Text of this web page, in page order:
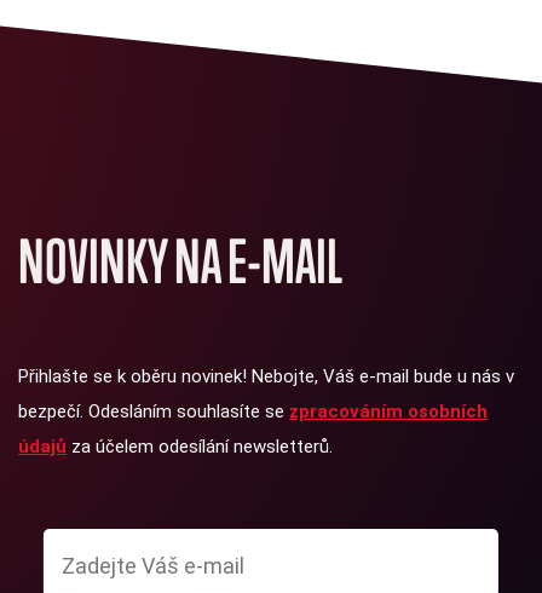
NOVINKY NA E-MAIL
Přihlašte se k oběru novinek! Nebojte, Váš e-mail bude u nás v
bezpečí. Odesláním souhlasíte se zpracováním osobních
údajů za účelem odesílání newsletterů.